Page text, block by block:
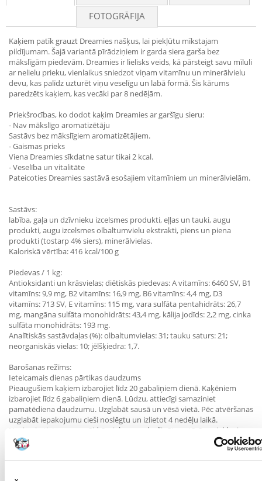
FOTOGRĀFIJA
Kaķiem patīk grauzt Dreamies našķus, lai piekļūtu mīkstajam
pildījumam. Šajā variantā pīrādziņiem ir garda siera garša bez
mākslīgām piedevām. Dreamies ir lielisks veids, kā pārsteigt savu mīluli
ar nelielu prieku, vienlaikus sniedzot viņam vitamīnu un minerālvielu
devu, kas palīdz uzturēt viņu veselīgu un labā formā. Šis kārums
paredzēts kaķiem, kas vecāki par 8 nedēļām.
Priekšrocības, ko dodot kaķim Dreamies ar garšīgu sieru:
- Nav mākslīgo aromatizētāju
Sastāvs bez mākslīgiem aromatizētājiem.
- Gaismas prieks
Viena Dreamies sīkdatne satur tikai 2 kcal.
- Veselība un vitalitāte
Pateicoties Dreamies sastāvā esošajiem vitamīniem un minerālvielām.
Sastāvs:
labība, gaļa un dzīvnieku izcelsmes produkti, eļļas un tauki, augu
produkti, augu izcelsmes olbaltumvielu ekstrakti, piens un piena
produkti (tostarp 4% siers), minerālvielas.
Kaloriskā vērtība: 416 kcal/100 g
Piedevas / 1 kg:
Antioksidanti un krāsvielas; diētiskās piedevas: A vitamīns: 6460 SV, B1
vitamīns: 9,9 mg, B2 vitamīns: 16,9 mg, B6 vitamīns: 4,4 mg, D3
vitamīns: 713 SV, E vitamīns: 115 mg, vara sulfāta pentahidrāts: 26,7
mg, mangāna sulfāta monohidrāts: 43,4 mg, kālija jodīds: 2,2 mg, cinka
sulfāta monohidrāts: 193 mg.
Analītiskās sastāvdaļas (%): olbaltumvielas: 31; tauku saturs: 21;
neorganiskās vielas: 10; jēlšķiedra: 1,7.
Barošanas režīms:
Ieteicamais dienas pārtikas daudzums
Pieaugušiem kaķiem izbarojiet līdz 20 gabaliņiem dienā. Kaķēniem
izbarojiet līdz 6 gabaliņiem dienā. Lūdzu, attiecīgi samaziniet
pamatēdiena daudzumu. Uzglabāt sausā un vēsā vietā. Pēc atvēršanas
uzglabāt iepakojumu cieši noslēgtu un izlietot 4 nedēļu laikā.
Neaizmirstiet savam mājdzīvniekam nodrošināt pastāvīgu piekļuvi
svaigam ūdenim, lai tas varētu dzert.